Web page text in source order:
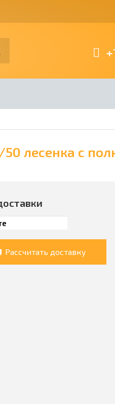
лесенка с
Рассчитать доставку